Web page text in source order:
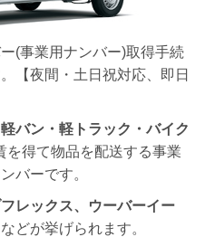
(事業用ナンバー)取得手続
【夜間・土日祝対応、即日
バン・軽トラック・バイク
を得て物品を配送する事業
バーです。
レックス、ウーバーイー
などが挙げられます。